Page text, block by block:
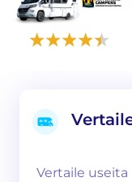
Vertaile